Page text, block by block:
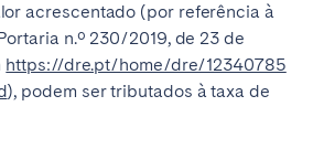
acrescentado (por referência à
n.º 230/2019, de 23 de
https://dre.pt/home/dre/12340785
), podem ser tributados à taxa de